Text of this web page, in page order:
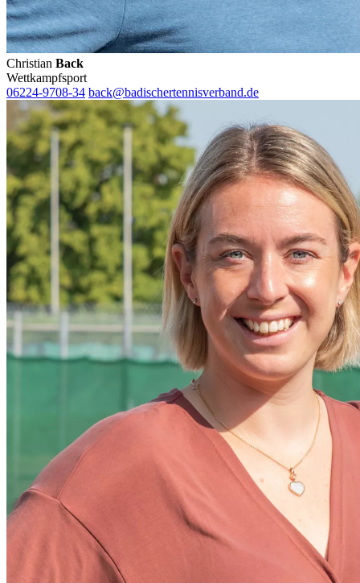
Christian Back
Wettkampfsport
06224-9708-34 back@badischertennisverband.de